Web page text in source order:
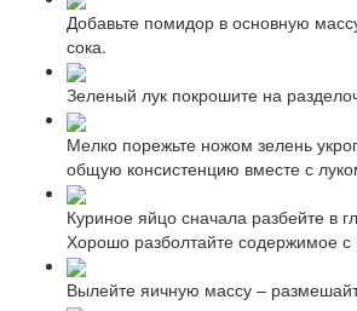
Добавьте помидор в основную
сока.
Зеленый лук покрошите на
Мелко порежьте ножом зелень
общую консистенцию вместе с
Куриное яйцо сначала разбейте в
Хорошо разболтайте содержимое
Вылейте яичную массу –